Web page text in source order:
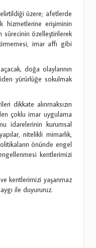
üzere; afetlerde
hizmetlerine erişiminin
sürecinin özelleştirilerek
imar affı gibi
doğa olaylarının
yürürlüğe sokulmak
dikkate alınmaksızın
çoklu imar uygulama
idarelerinin kurumsal
nitelikli mimarlık,
önünde engel
kentlerimizi
kentlerimizi yaşanmaz
ile duyururuz.